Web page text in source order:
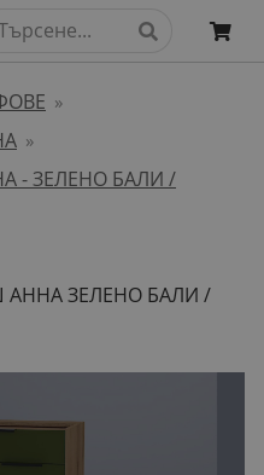
»
»
- ЗЕЛЕНО БАЛИ /
ЗЕЛЕНО БАЛИ /